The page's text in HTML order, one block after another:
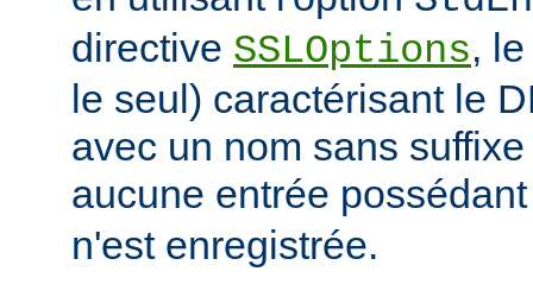
directive SSLOptions,
le seul) caractérisant le
avec un nom sans
aucune entrée
n'est enregistrée.